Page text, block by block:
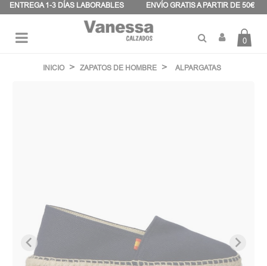
ENTREGA 1-3 DÍAS LABORABLES ENVÍO GRATIS A PARTIR DE 50€
palanca
0
INICIO ZAPATOS DE HOMBRE ALPARGATAS
Panel de gestión de cookies